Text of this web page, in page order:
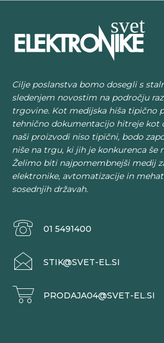
Cilje poslanstva bomo dosegli s
sledenjem novostim na področju
trgovine. Kot medijska hiša tipično
tehnično dokumentacijo hitreje kot
naši proizvodi niso tipični, bodo
niše na trgu, ki jih je konkurenca še
Želimo biti najpomembnejši medij
elektronike, avtomatizacije in
sosednjih državah.
01 5491400
STIK@SVET-EL.SI
PRODAJA04@SVET-EL.SI